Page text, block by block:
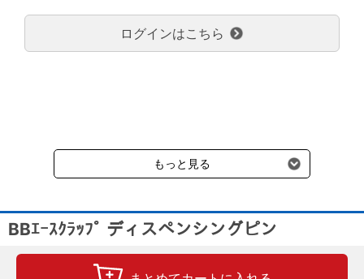
本品を使用出来ないことがあります。
●入数：50個／箱 ※バラ10個販売あり
のみで新たな送料は発生しません。
大型商品送料が必要な商品をご注文の場合は、大型商品送料のみご
負担頂きます。
受けます。
ログインはこちら
もっと見る
BBｴｰｽｸﾗｯﾌﾟ ディスペンシングピン